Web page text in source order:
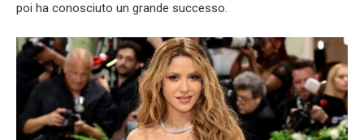
poi ha conosciuto un grande successo.